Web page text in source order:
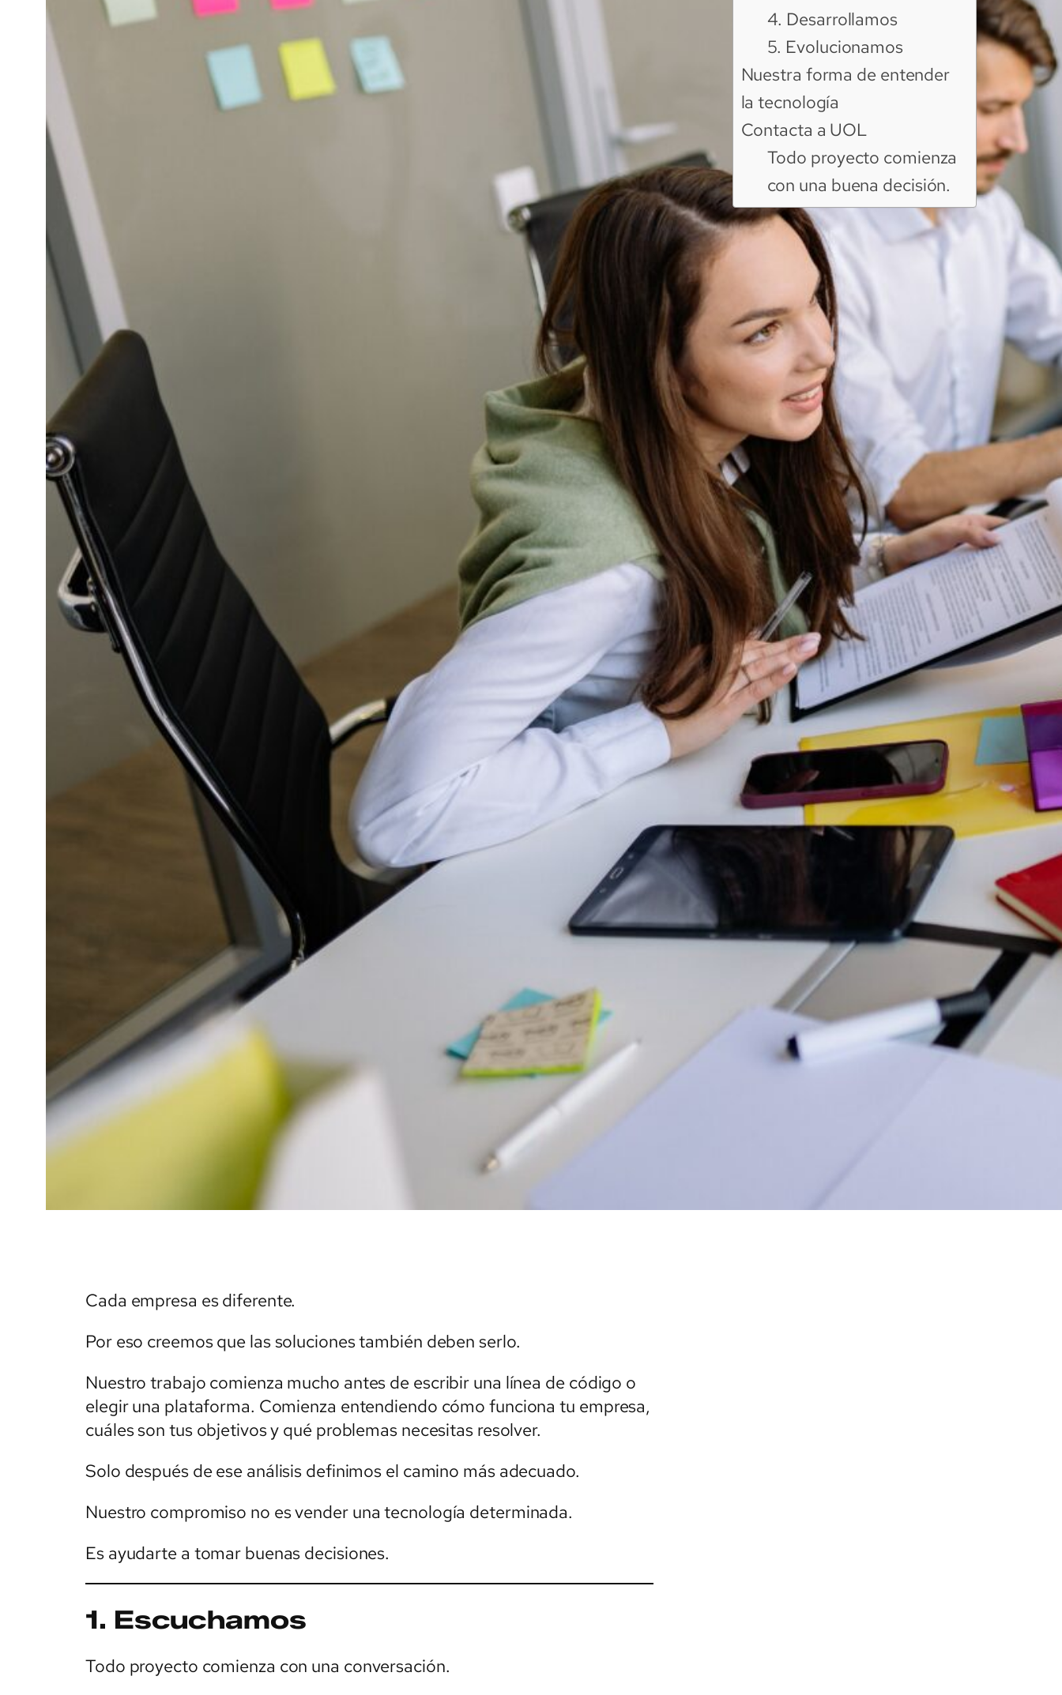
Cada empresa es diferente.
Por eso creemos que las soluciones también deben serlo.
Nuestro trabajo comienza mucho antes de escribir una línea de código o
elegir una plataforma. Comienza entendiendo cómo funciona tu empresa,
cuáles son tus objetivos y qué problemas necesitas resolver.
Solo después de ese análisis definimos el camino más adecuado.
Nuestro compromiso no es vender una tecnología determinada.
Es ayudarte a tomar buenas decisiones.
1. Escuchamos
Todo proyecto comienza con una conversación.
4. Desarrollamos
5. Evolucionamos
Nuestra forma de entender
la tecnología
Contacta a UOL
Todo proyecto comienza
con una buena decisión.
Secciones
Casos de uso
Cómo trabajamos
Contacto
Preguntas Frecuentes
Qué hacemos
Recursos
Sectores
Sobre UOL
Soluciones
Información y recursos